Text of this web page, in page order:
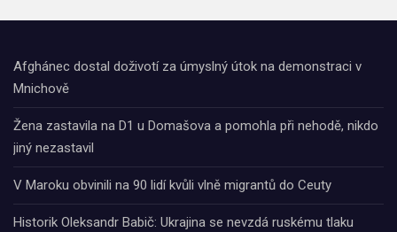
Afghánec dostal doživotí za úmyslný útok na demonstraci v
Mnichově
Žena zastavila na D1 u Domašova a pomohla při nehodě, nikdo
jiný nezastavil
V Maroku obvinili na 90 lidí kvůli vlně migrantů do Ceuty
Historik Oleksandr Babič: Ukrajina se nevzdá ruskému tlaku